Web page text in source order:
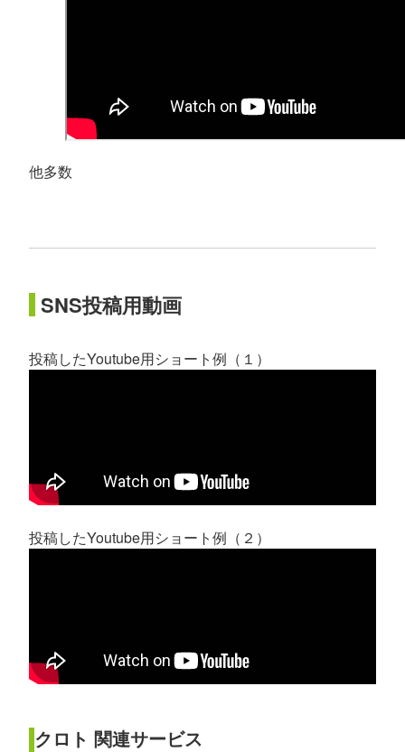
他多数
SNS投稿用動画
投稿したYoutube用ショート例（１）
投稿したYoutube用ショート例（２）
クロト 関連サービス